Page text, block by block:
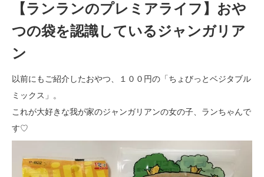
【ランランのプレミアライフ】おや
つの袋を認識しているジャンガリア
ン
以前にもご紹介したおやつ、１００円の「ちょびっとベジタブル
ミックス」。
これが大好きな我が家のジャンガリアンの女の子、ランちゃんで
す♡